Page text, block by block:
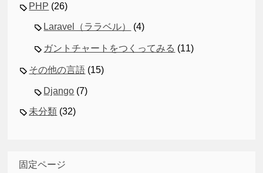
PHP (26)
Laravel（ララベル） (4)
ガントチャートをつくってみる (11)
その他の言語 (15)
Django (7)
未分類 (32)
固定ページ